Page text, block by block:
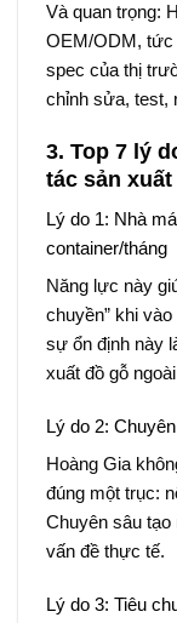
Và quan trọng:
OEM/ODM, tức
spec của thị
chỉnh sửa, test,
3. Top 7 lý
tác sản
Lý do 1: Nhà
container/tháng
Năng lực này
chuyền” khi
sự ổn định này
xuất đồ gỗ
Lý do 2:
Hoàng Gia
đúng một trục:
Chuyên sâu
vấn đề thực tế.
Lý do 3: Tiêu